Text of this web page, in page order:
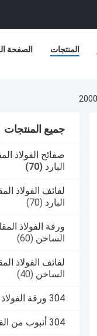
الصفحة المنتجات
جميع المنتجات
صفائح الفولاذ
البارد (70)
لفائف الفولاذ
البارد (70)
ورقة الفولاذ
الساخن (60)
لفائف الفولاذ
الساخن (40)
304 ورقة الفولاذ المقاوم للصدأ
304 أنبوب من الفولاذ المقاوم للصدأ